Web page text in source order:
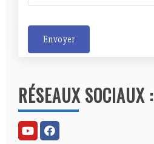
Envoyer
t
e
r
RÉSEAUX SOCIAUX :